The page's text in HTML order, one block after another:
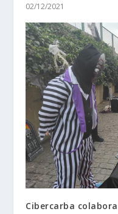
02/12/2021
Cibercarba